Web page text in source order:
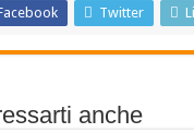
Twitter
anche